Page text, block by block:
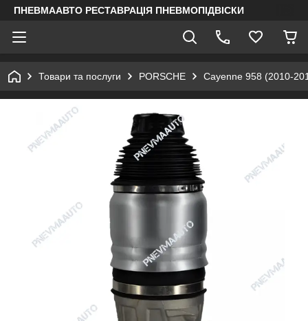
ПНЕВМААВТО РЕСТАВРАЦІЯ ПНЕВМОПІДВІСКИ
Товари та послуги PORSCHE Cayenne 958 (2010-